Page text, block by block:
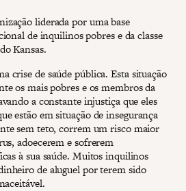
liderada por uma base
de inquilinos pobres e da classe
Kansas.
crise de saúde pública. Esta situação
os mais pobres e os membros da
a constante injustiça que eles
estão em situação de insegurança
sem teto, correm um risco maior
adoecerem e sofrerem
à sua saúde. Muitos inquilinos
de aluguel por terem sido